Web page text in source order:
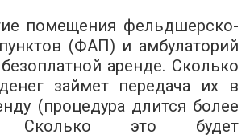
помещения фельдшерско-
(ФАП) и амбулаторий
аренде. Сколько
займет передача их в
(процедура длится более
Сколько это будет